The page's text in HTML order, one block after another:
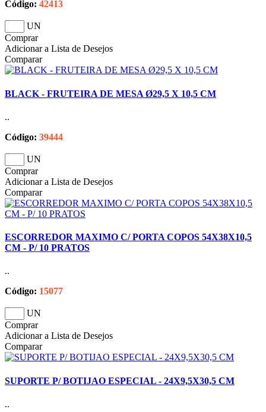
Código: 42413
UN
Comprar
Adicionar a Lista de Desejos
Comparar
BLACK - FRUTEIRA DE MESA Ø29,5 X 10,5 CM
..
Código: 39444
UN
Comprar
Adicionar a Lista de Desejos
Comparar
ESCORREDOR MAXIMO C/ PORTA COPOS 54X38X10,5
CM - P/ 10 PRATOS
..
Código: 15077
UN
Comprar
Adicionar a Lista de Desejos
Comparar
SUPORTE P/ BOTIJAO ESPECIAL - 24X9,5X30,5 CM
..